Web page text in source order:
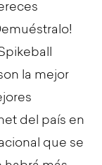
la mejor
del país en
que se